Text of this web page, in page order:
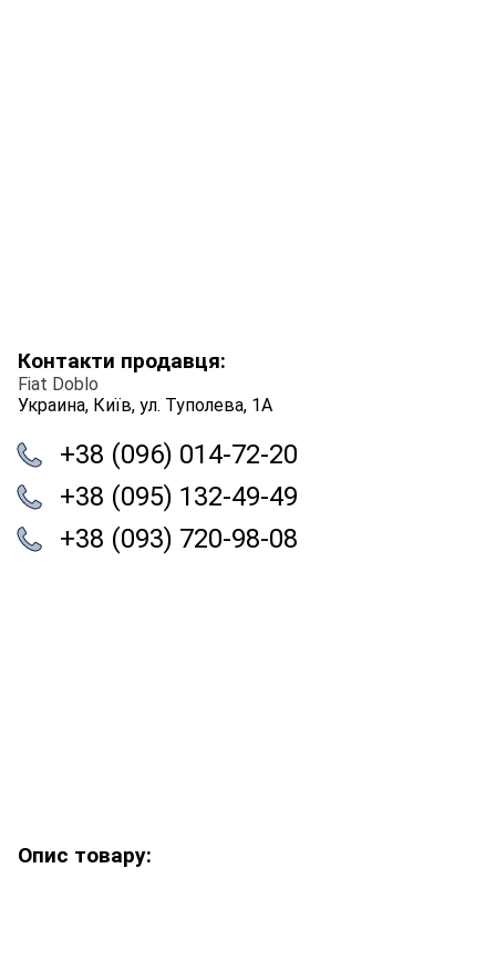
Контакти продавця:
Fiat Doblo
Украина, Київ, ул. Туполева, 1А
+38 (096) 014-72-20
+38 (095) 132-49-49
+38 (093) 720-98-08
Опис товару: